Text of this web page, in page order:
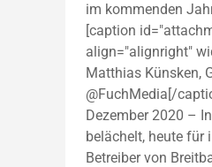
im kommenden
[caption
align="alignright"
Matthias Künsken,
@FuchMedia[/
Dezember 2020 –
belächelt, heute für
Betreiber von